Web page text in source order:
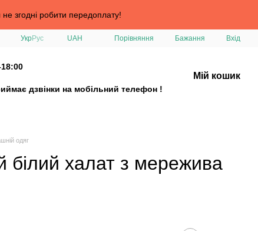
згодні робити передоплату!
УкрРус UAH Порівняння Бажання Вхід
дзвінки на мобільний телефон !
Мій кошик
одяг
білий халат з мережива